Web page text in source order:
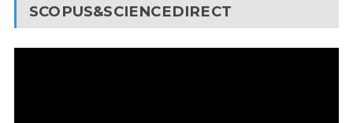
SCOPUS&SCIENCEDIRECT